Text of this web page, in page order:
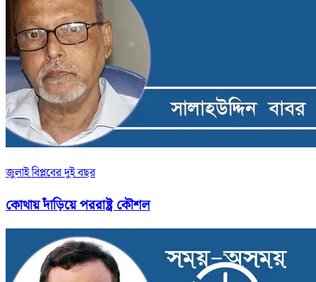
জুলাই বিপ্লবের দুই বছর
কোথায় দাঁড়িয়ে পররাষ্ট্র কৌশল